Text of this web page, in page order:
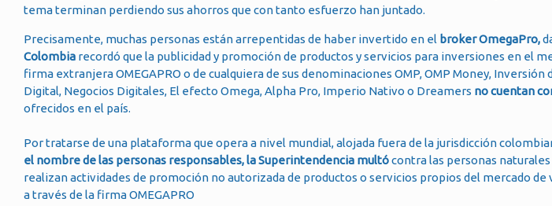
tema terminan perdiendo sus ahorros que con tanto esfuerzo han juntado.
Precisamente, muchas personas están arrepentidas de haber invertido en el broker OmegaPro,
Colombia recordó que la publicidad y promoción de productos y servicios para inversiones en el
firma extranjera OMEGAPRO o de cualquiera de sus denominaciones OMP, OMP Money,
Digital, Negocios Digitales, El efecto Omega, Alpha Pro, Imperio Nativo o Dreamers no cuentan
ofrecidos en el país.
Por tratarse de una plataforma que opera a nivel mundial, alojada fuera de la jurisdicción
el nombre de las personas responsables, la Superintendencia multócontra las personas
realizan actividades de promoción no autorizada de productos o servicios propios del mercado
a través de la firma OMEGAPRO